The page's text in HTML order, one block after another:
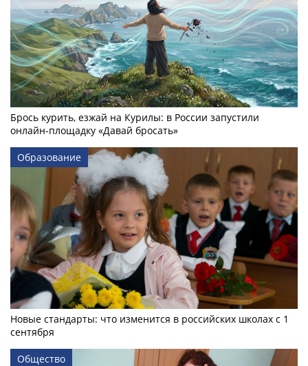
Брось курить, езжай на Курилы: в России запустили
онлайн-­площадку «Давай бросать»
Образование
Новые стандарты: что изменится в российских школах с 1
сентября
Общество